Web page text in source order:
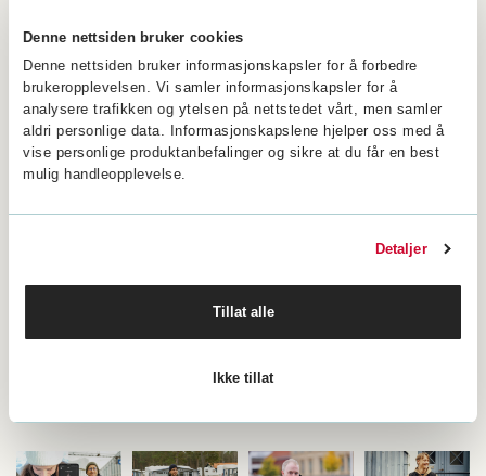
Denne nettsiden bruker cookies
Denne nettsiden bruker informasjonskapsler for å forbedre
brukeropplevelsen. Vi samler informasjonskapsler for å
analysere trafikken og ytelsen på nettstedet vårt, men samler
aldri personlige data. Informasjonskapslene hjelper oss med å
vise personlige produktanbefalinger og sikre at du får en best
mulig handleopplevelse.
Detaljer
Tillat alle
Ikke tillat
Råd og vink om
varmbekledning
GODE RÅD
Utforsk
fordelene med
HVORFOR
Designet
i Norge